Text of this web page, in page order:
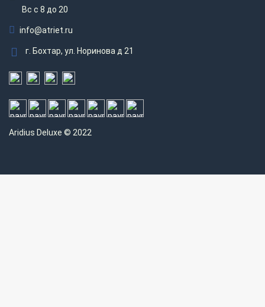
Вс c 8 до 20
info@atriet.ru
г. Бохтар, ул. Норинова д 21
Aridius Deluxe © 2022